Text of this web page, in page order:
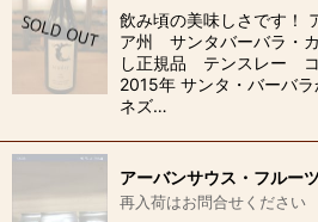
飲み頃の美味しさです！
ア州 サンタバーバラ・
し正規品 テンスレー コ
2015年 サンタ・バーバ
ネズ…
アーバンサウス・フルー
再入荷はお問合せください